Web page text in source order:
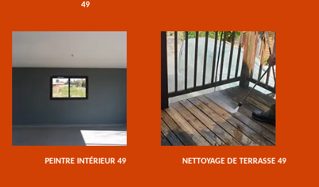
49
PEINTRE INTÉRIEUR 49 NETTOYAGE DE TERRASSE 49